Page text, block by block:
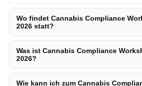
Wo findet Cannabis Compliance
2026 statt?
Was ist Cannabis Compliance
2026?
Wie kann ich zum Cannabis